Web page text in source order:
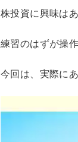
株投資に興味は
練習のはずが操
今回は、実際に